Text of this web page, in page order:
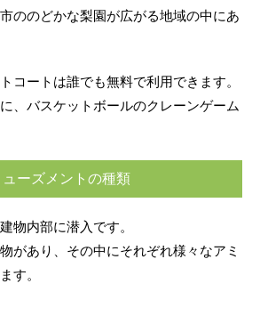
ののどかな梨園が広がる地域の中にあ
コートは誰でも無料で利用できます。
、バスケットボールのクレーンゲーム
ーズメントの種類
物内部に潜入です。
があり、その中にそれぞれ様々なアミ
す。